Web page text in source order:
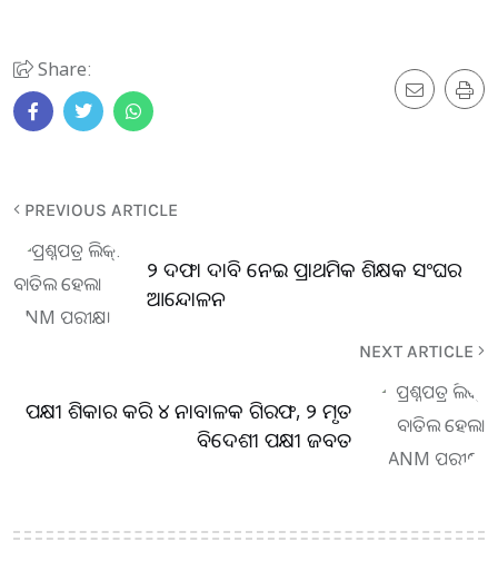
Share:
PREVIOUS ARTICLE
୨ ଦଫା ଦାବି ନେଇ ପ୍ରାଥମିକ ଶିକ୍ଷକ ସଂଘର
ଆନ୍ଦୋଳନ
NEXT ARTICLE
ପକ୍ଷୀ ଶିକାର କରି ୪ ନାବାଳକ ଗିରଫ, ୨ ମୃତ
ବିଦେଶୀ ପକ୍ଷୀ ଜବତ